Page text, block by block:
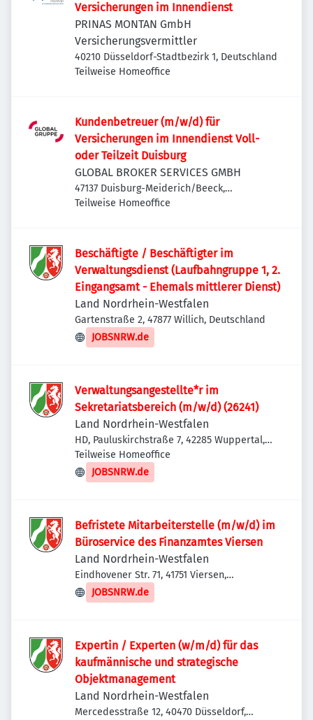
Versicherungen im Innendienst
PRINAS MONTAN GmbH
Versicherungsvermittler
40210 Düsseldorf-Stadtbezirk 1, Deutschland
Teilweise Homeoffice
Kundenbetreuer (m/w/d) für
Versicherungen im Innendienst Voll-
oder Teilzeit Duisburg
GLOBAL BROKER SERVICES GMBH
47137 Duisburg-Meiderich/Beeck,
Deutschland
Teilweise Homeoffice
Beschäftigte / Beschäftigter im
Verwaltungsdienst (Laufbahngruppe 1, 2.
Eingangsamt - Ehemals mittlerer Dienst)
Land Nordrhein-Westfalen
Gartenstraße 2, 47877 Willich, Deutschland
JOBSNRW.de
Verwaltungsangestellte*r im
Sekretariatsbereich (m/w/d) (26241)
Land Nordrhein-Westfalen
HD, Pauluskirchstraße 7, 42285 Wuppertal,
Deutschland
Teilweise Homeoffice
JOBSNRW.de
Befristete Mitarbeiterstelle (m/w/d) im
Büroservice des Finanzamtes Viersen
Land Nordrhein-Westfalen
Eindhovener Str. 71, 41751 Viersen,
Deutschland
JOBSNRW.de
Expertin / Experten (w/m/d) für das
kaufmännische und strategische
Objektmanagement
Land Nordrhein-Westfalen
Mercedesstraße 12, 40470 Düsseldorf,